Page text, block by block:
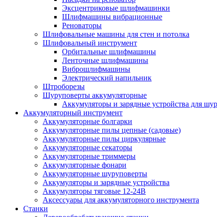
Эксцентриковые шлифмашинки
Шлифмашины вибрационные
Реноваторы
Шлифовальные машины для стен и потолка
Шлифовальный инструмент
Орбитальные шлифмашины
Ленточные шлифмашины
Виброшлифмашины
Электрический напильник
Штроборезы
Шуруповерты аккумуляторные
Аккумуляторы и зарядные устройства для
Аккумуляторный инструмент
Аккумуляторные болгарки
Аккумуляторные пилы цепные (садовые)
Аккумуляторные пилы циркулярные
Аккумуляторные секаторы
Аккумуляторные триммеры
Аккумуляторные фонари
Аккумуляторные шуруповерты
Аккумуляторы и зарядные устройства
Аккумуляторы тяговые 12-24В
Аксессуары для аккумуляторного инструмента
Станки